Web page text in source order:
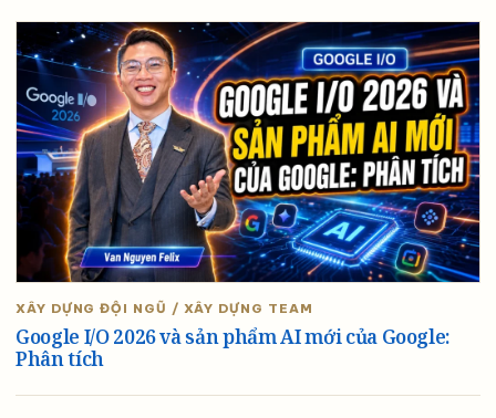
XÂY DỰNG ĐỘI NGŨ / XÂY DỰNG TEAM
Google I/O 2026 và sản phẩm AI mới của Google:
Phân tích